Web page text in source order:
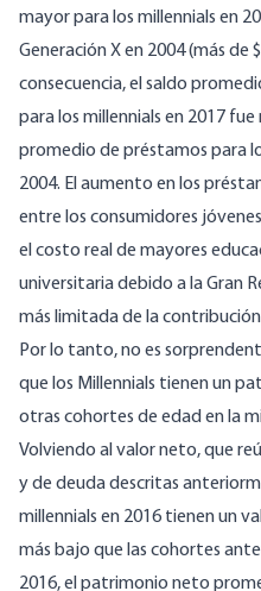
mayor para los millennials en
Generación X en 2004 (más de
consecuencia, el saldo
para los millennials en 2017
promedio de préstamos para
2004. El aumento en los
entre los consumidores
el costo real de mayores
universitaria debido a la Gran
más limitada de la
Por lo tanto, no es
que los Millennials tienen un
otras cohortes de edad en la
Volviendo al valor neto, que
y de deuda descritas
millennials en 2016 tienen un
más bajo que las cohortes
2016, el patrimonio neto